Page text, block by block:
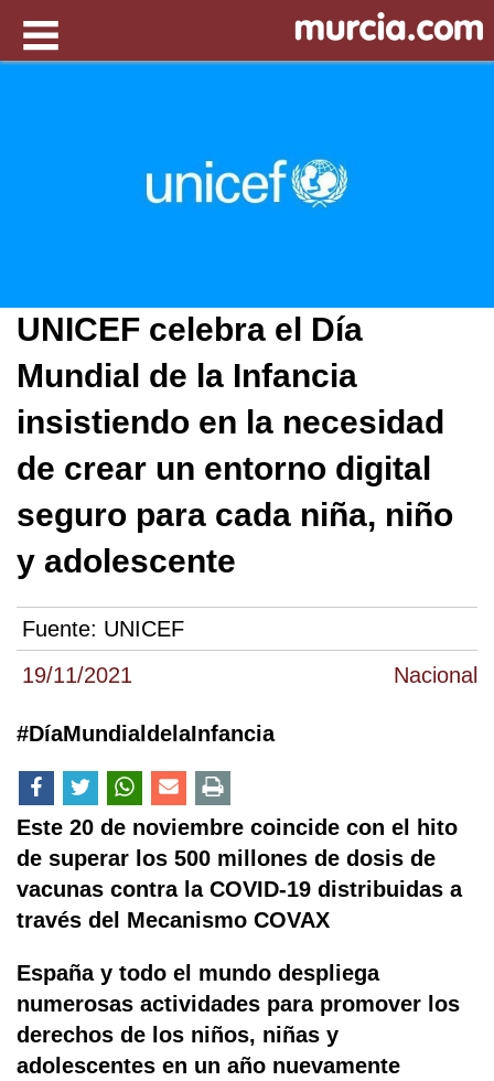
19/11/2021 Nacional
UNICEF celebra el Día
Mundial de la Infancia
insistiendo en la necesidad
de crear un entorno digital
seguro para cada niña, niño
y adolescente
Fuente: UNICEF
#DíaMundialdelaInfancia
Este 20 de noviembre coincide con el hito
de superar los 500 millones de dosis de
vacunas contra la COVID-19 distribuidas a
través del Mecanismo COVAX
España y todo el mundo despliega
numerosas actividades para promover los
derechos de los niños, niñas y
adolescentes en un año nuevamente